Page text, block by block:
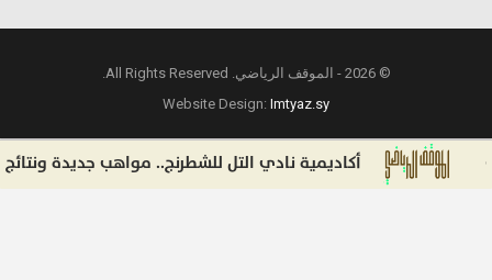
© 2026 - الموقف الرياضي. All Rights Reserved.
Website Design:Imtyaz.sy
أكاديمية نادي التل للشطرنج.. مواهب جديدة ونتائج